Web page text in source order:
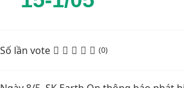
Số lần vote (0)